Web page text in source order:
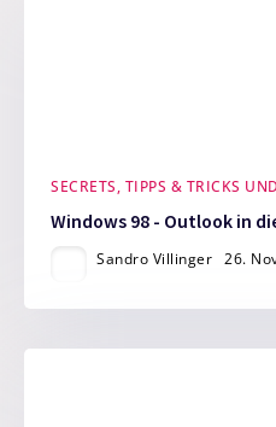
SECRETS, TIPPS & TRICKS
Windows 98 - Outlook in
Sandro Villinger 26.